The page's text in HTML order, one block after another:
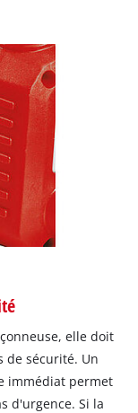
elle doit
de sécurité. Un
immédiat permet
d'urgence. Si la